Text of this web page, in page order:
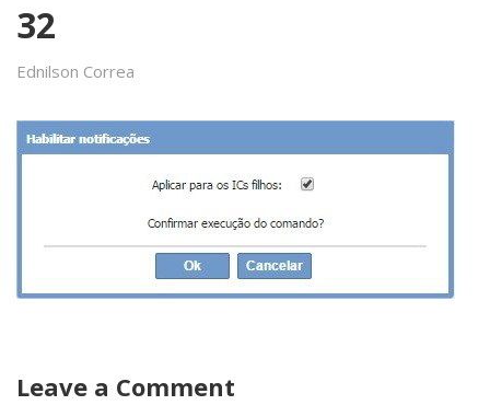
32
Ednilson Correa
Leave a Comment